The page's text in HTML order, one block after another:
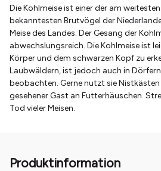
Die Kohlmeise ist einer der am
bekanntesten Brutvögel der
Meise des Landes. Der Gesang der
abwechslungsreich. Die Kohlmeise ist
Körper und dem schwarzen Kopf zu
Laubwäldern, ist jedoch auch in
beobachten. Gerne nutzt sie
gesehener Gast an Futterhäuschen.
Tod vieler Meisen.
Produktinformation